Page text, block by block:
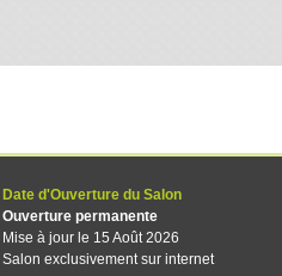
Date d'Ouverture du Salon
Ouverture permanente
Mise à jour le 15 Août 2026
Salon exclusivement sur internet